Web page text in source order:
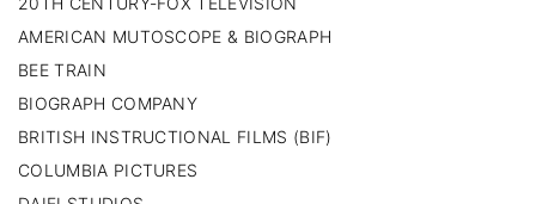
AMERICAN MUTOSCOPE & BIOGRAPH
BEE TRAIN
BIOGRAPH COMPANY
BRITISH INSTRUCTIONAL FILMS (BIF)
COLUMBIA PICTURES